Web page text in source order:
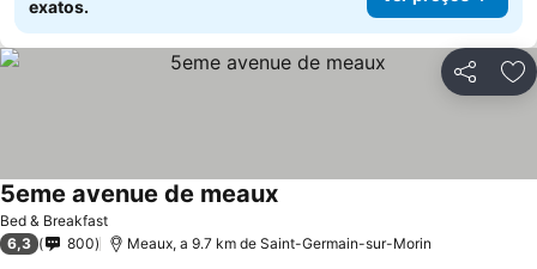
exatos.
Partilhar
Bed & Breakfast
5eme avenue de meaux
6,3 800 Meaux, a 9.7 km de Saint-Germain-sur-Morin